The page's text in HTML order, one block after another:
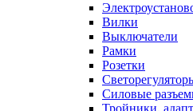
Вилки
Выключатели
Рамки
Розетки
Силовые
Тройники,